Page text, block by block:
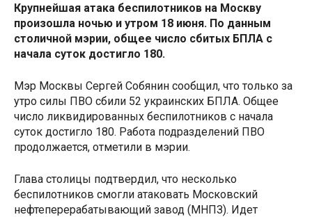
Крупнейшая атака беспилотников на Москву
произошла ночью и утром 18 июня. По данным
столичной мэрии, общее число сбитых БПЛА с
начала суток достигло 180.
Мэр Москвы Сергей Собянин сообщил, что только за
утро силы ПВО сбили 52 украинских БПЛА. Общее
число ликвидированных беспилотников с начала
суток достигло 180. Работа подразделений ПВО
продолжается, отметили в мэрии.
Глава столицы подтвердил, что несколько
беспилотников смогли атаковать Московский
нефтеперерабатывающий завод (МНПЗ). Идет